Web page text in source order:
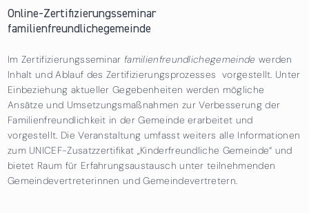
Online-Zertifizierungsseminar
familienfreundlichegemeinde
Im Zertifizierungsseminar familienfreundlichegemeinde werden
Inhalt und Ablauf des Zertifizierungsprozesses vorgestellt. Unter
Einbeziehung aktueller Gegebenheiten werden mögliche
Ansätze und Umsetzungsmaßnahmen zur Verbesserung der
Familienfreundlichkeit in der Gemeinde erarbeitet und
vorgestellt. Die Veranstaltung umfasst weiters alle Informationen
zum UNICEF-Zusatzzertifikat „Kinderfreundliche Gemeinde“ und
bietet Raum für Erfahrungsaustausch unter teilnehmenden
Gemeindevertreterinnen und Gemeindevertretern.